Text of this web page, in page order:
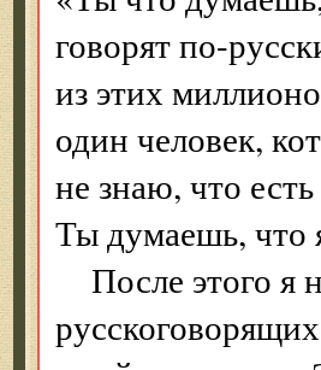
говорят по-
из этих
один человек,
не знаю, что
Ты думаешь, что
После этого я